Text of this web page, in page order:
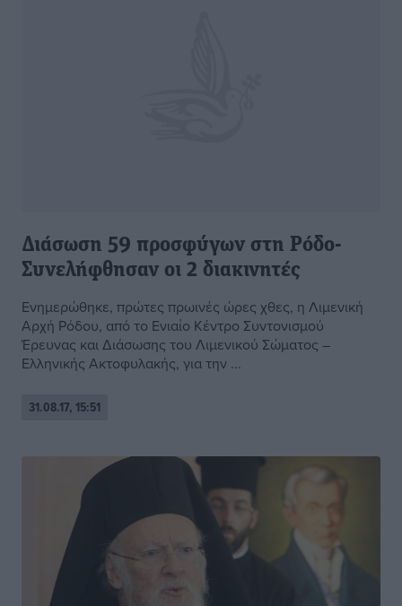
Διάσωση 59 προσφύγων στη Ρόδο-
Συνελήφθησαν οι 2 διακινητές
Ενημερώθηκε, πρώτες πρωινές ώρες χθες, η Λιμενική
Αρχή Ρόδου, από το Ενιαίο Κέντρο Συντονισμού
Έρευνας και Διάσωσης του Λιμενικού Σώματος –
Ελληνικής Ακτοφυλακής, για την ...
31.08.17, 15:51